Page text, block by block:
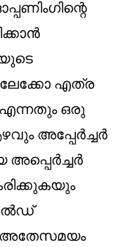
എത്ര
എന്നതും ഒരു
അപ്പേർച്ചർ
അപ്പെർച്ചർ